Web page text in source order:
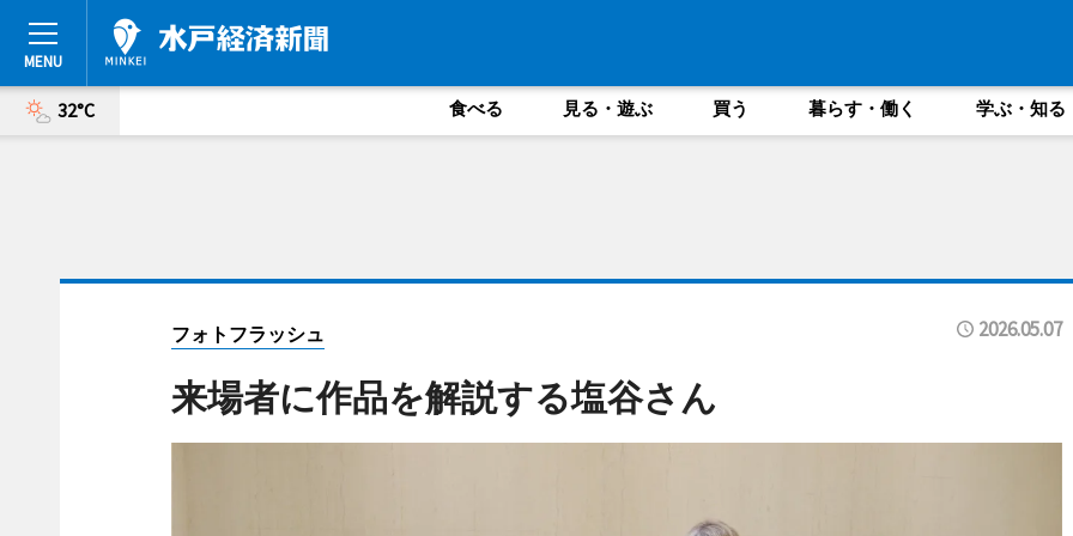
32°C 食べる 見る・遊ぶ 買う 暮らす・働く 学ぶ・知る
フォトフラッシュ 2026.05.07
来場者に作品を解説する塩谷さん